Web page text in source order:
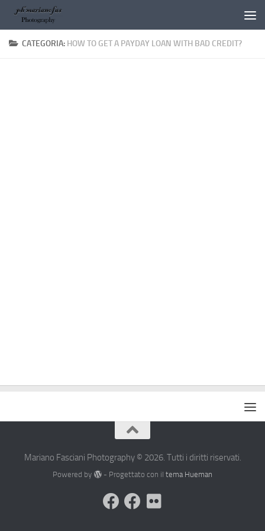
Salta al contenuto
CATEGORIA: HOW TO GET A PAYDAY LOAN WITH BAD CREDIT?
Mariano Fasciani Photography © 2026. Tutti i diritti riservati.
Powered by - Progettato con il tema Hueman